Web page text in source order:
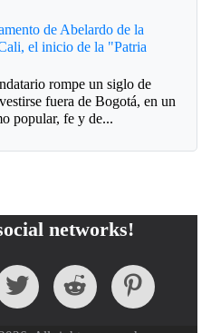
de Abelardo de la
el inicio de la "Patria
rompe un siglo de
fuera de Bogotá, en un
popular, fe y de...
networks!